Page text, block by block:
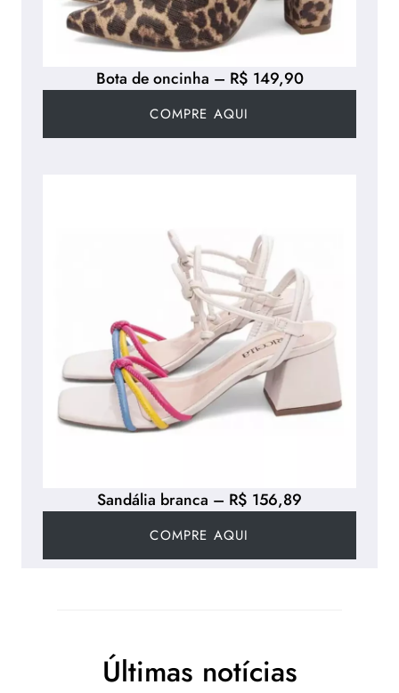
Sandália branca – R$ 156,89
COMPRE AQUI
Bota de oncinha – R$ 149,90
COMPRE AQUI
Últimas notícias